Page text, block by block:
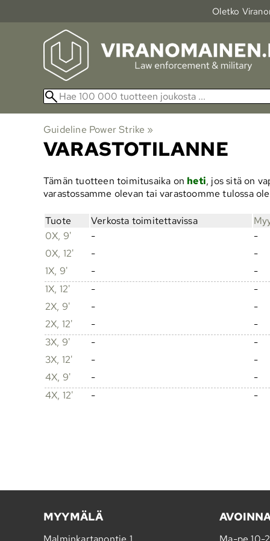
Oletko
Guideline Power Strike ‪»
VARASTOTILANNE
Tämän tuotteen toimitusaika on heti, jos sitä on
varastossamme olevan tai varastoomme tulossa
Tuote Verkosta toimitettavissa
0X, 9'
-
-
0X, 12'
-
-
1X, 9'
-
-
1X, 12'
-
-
2X, 9'
-
-
2X, 12'
-
-
3X, 9'
-
-
3X, 12'
-
-
4X, 9'
-
-
4X, 12'
- -
MYYMÄLÄ